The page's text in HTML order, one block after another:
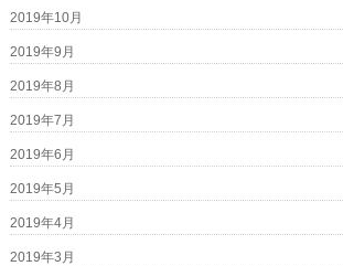
2019年10月
2019年9月
2019年8月
2019年7月
2019年6月
2019年5月
2019年4月
2019年3月